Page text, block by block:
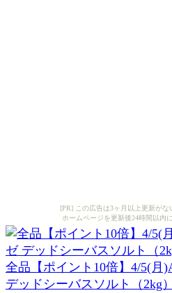
[PR] この広告は3ヶ月以上更新がな
ホームページを更新後24時間以内
全品【ポイント10倍】4/5(月
デッドシーバスソルト（2kg